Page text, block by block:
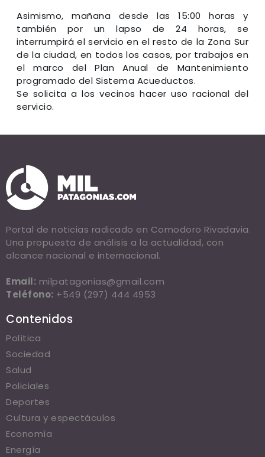
Asimismo, mañana desde las 15:00 horas y
también por un lapso de 24 horas, se
interrumpirá el servicio en el resto de la Zona Sur
de la ciudad, en todos los casos, por trabajos en
el marco del Plan Anual de Mantenimiento
programado del Sistema Acueductos.
Se solicita a los vecinos hacer uso racional del
servicio.
Portal de noticias radicado en Comodoro Rivadavia.
Una propuesta de análisis a la actualidad, con
alcance nacional e internacional.
Email: milpatagonias@gmail.com
Teléfono: +549 (297) 444 4953
Contenidos
Política
Sociedad
Salud
Policiales
Deportes
Cultura y espectáculos
Economía
Energía